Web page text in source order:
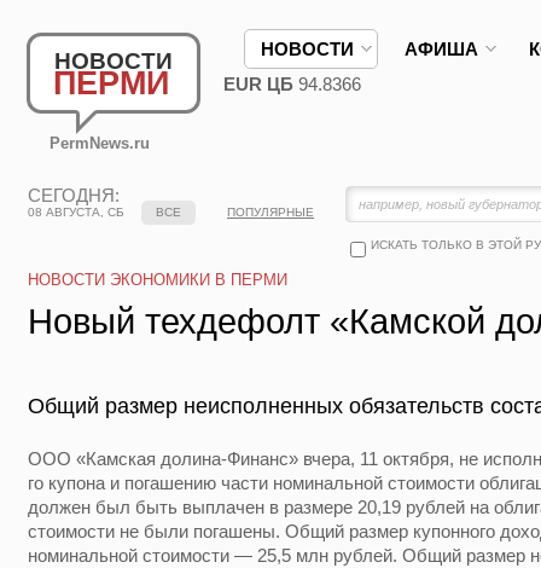
НОВОСТИ
ПЕРМИ
PermNews.ru
НОВОСТИ АФИША
EUR ЦБ 94.8366
СЕГОДНЯ:
08 АВГУСТА, СБ
ИСКАТЬ ТОЛЬКО В ЭТОЙ
ВСЕ ПОПУЛЯРНЫЕ
НОВОСТИ ЭКОНОМИКИ В ПЕРМИ
Новый техдефолт «Камской
Общий размер неисполненных обязательств
ООО «Камская долина-Финанс» вчера, 11 октября, не
го купона и погашению части номинальной стоимости
должен был быть выплачен в размере 20,19 рублей на
стоимости не были погашены. Общий размер купонного
номинальной стоимости — 25,5 млн рублей. Общий размер